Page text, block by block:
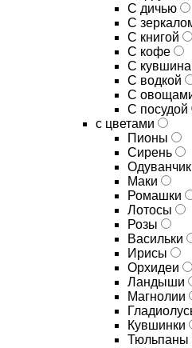
C дичью
C
C книгой
C кофе
C
C водкой
C
C посудой
с цветами
Пионы
Сирень
Маки
Ромашки
Лотосы
Розы
Васильки
Ирисы
Орхидеи
Ландыши
Магнолии
Кувшинки
Тюльпаны